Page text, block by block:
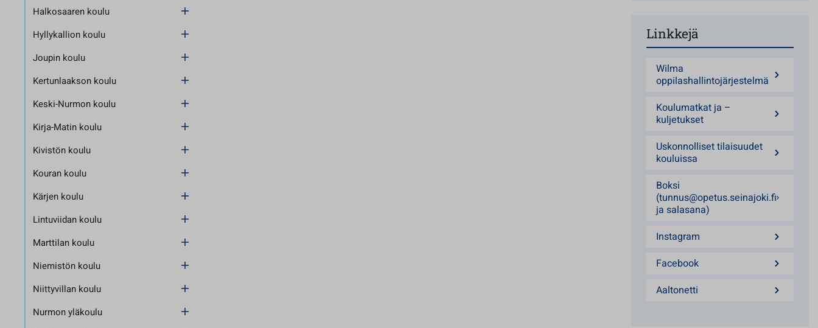
Halkosaaren koulu
Hyllykallion koulu
Joupin koulu
Kertunlaakson koulu
Keski-Nurmon koulu
Kirja-Matin koulu
Kivistön koulu
Kouran koulu
Kärjen koulu
Lintuviidan koulu
Marttilan koulu
Niemistön koulu
Niittyvillan koulu
Nurmon yläkoulu
Linkkejä
Wilma
oppilashallintojärjestelmä
Koulumatkat ja –
kuljetukset
Uskonnolliset tilaisuudet
kouluissa
Boksi
(tunnus@opetus.seinajoki.fi
ja salasana)
Instagram
Facebook
Aaltonetti